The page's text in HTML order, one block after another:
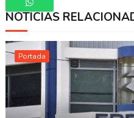
Whatsapp
NOTICIAS
Portada